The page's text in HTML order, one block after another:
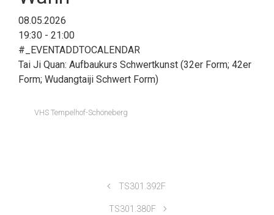
08.05.2026
19:30 - 21:00
#_EVENTADDTOCALENDAR
Tai Ji Quan: Aufbaukurs Schwertkunst (32er Form; 42er
Form; Wudangtaiji Schwert Form)
VHS Tempelhof-Schöneberg
TS301.392F
TS301.380F